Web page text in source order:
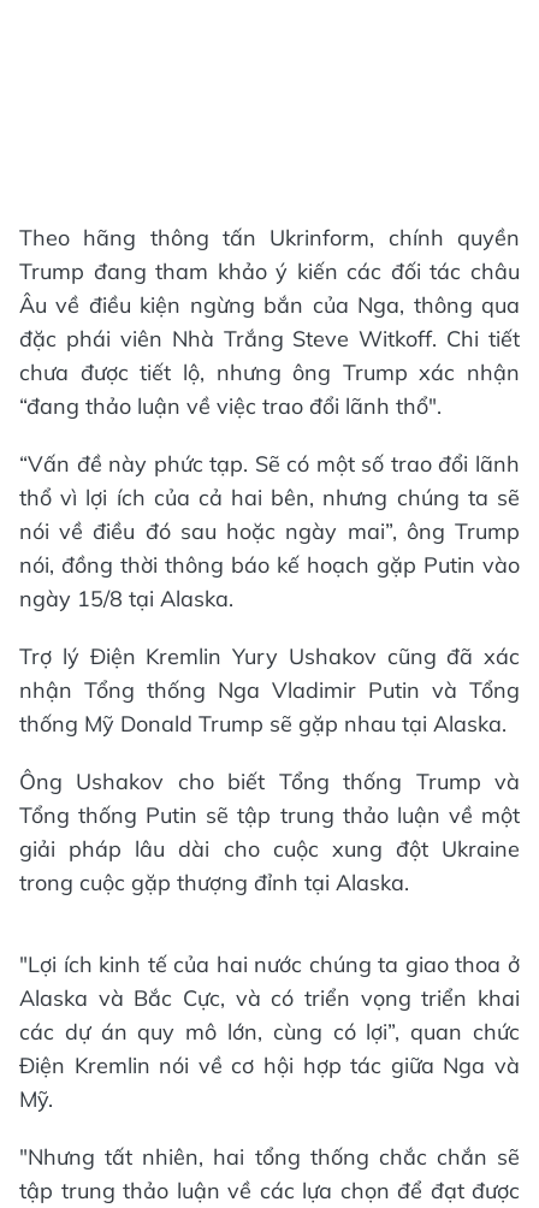
Theo hãng thông tấn Ukrinform, chính quyền
Trump đang tham khảo ý kiến các đối tác châu
Âu về điều kiện ngừng bắn của Nga, thông qua
đặc phái viên Nhà Trắng Steve Witkoff. Chi tiết
chưa được tiết lộ, nhưng ông Trump xác nhận
“đang thảo luận về việc trao đổi lãnh thổ".
“Vấn đề này phức tạp. Sẽ có một số trao đổi lãnh
thổ vì lợi ích của cả hai bên, nhưng chúng ta sẽ
nói về điều đó sau hoặc ngày mai”, ông Trump
nói, đồng thời thông báo kế hoạch gặp Putin vào
ngày 15/8 tại Alaska.
Trợ lý Điện Kremlin Yury Ushakov cũng đã xác
nhận Tổng thống Nga Vladimir Putin và Tổng
thống Mỹ Donald Trump sẽ gặp nhau tại Alaska.
Ông Ushakov cho biết Tổng thống Trump và
Tổng thống Putin sẽ tập trung thảo luận về một
giải pháp lâu dài cho cuộc xung đột Ukraine
trong cuộc gặp thượng đỉnh tại Alaska.
"Lợi ích kinh tế của hai nước chúng ta giao thoa ở
Alaska và Bắc Cực, và có triển vọng triển khai
các dự án quy mô lớn, cùng có lợi”, quan chức
Điện Kremlin nói về cơ hội hợp tác giữa Nga và
Mỹ.
"Nhưng tất nhiên, hai tổng thống chắc chắn sẽ
tập trung thảo luận về các lựa chọn để đạt được